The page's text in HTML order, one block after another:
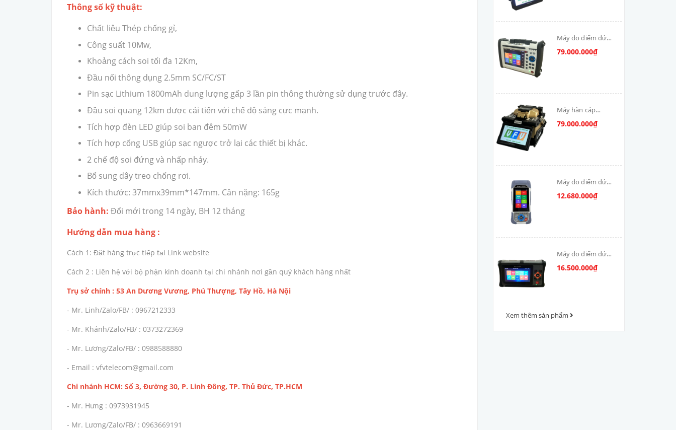
Thông số kỹ thuật:
Chất liệu Thép chống gỉ,
Công suất 10Mw,
Khoảng cách soi tối đa 12Km,
Đầu nối thông dụng 2.5mm SC/FC/ST
Pin sạc Lithium 1800mAh dung lượng gấp 3 lần pin thông thường sử dụng trước đây.
Đầu soi quang 12km được cải tiến với chế độ sáng cực mạnh.
Tích hợp đèn LED giúp soi ban đêm 50mW
Tích hợp cổng USB giúp sạc ngược trở lại các thiết bị khác.
2 chế độ soi đứng và nhấp nháy.
Bổ sung dây treo chống rơi.
Kích thước: 37mmx39mm*147mm. Cân nặng: 165g
Bảo hành: Đổi mới trong 14 ngày, BH 12 tháng
Hướng dẫn mua hàng :
Cách 1: Đặt hàng trực tiếp tại Link website
Cách 2 : Liên hệ với bộ phận kinh doanh tại chi nhánh nơi gần quý khách hàng nhất
Trụ sở chính : 53 An Dương Vương, Phú Thượng, Tây Hồ, Hà Nội
- Mr. Linh/Zalo/FB/ : 0967212333
- Mr. Khánh/Zalo/FB/ : 0373272369
- Mr. Lương/Zalo/FB/ : 0988588880
- Email : vfvtelecom@gmail.com
Chi nhánh HCM: Số 3, Đường 30, P. Linh Đông, TP. Thủ Đức, TP.HCM
- Mr. Hưng : 0973931945
- Mr. Lương/Zalo/FB/ : 0963669191
Máy đo điểm đứt
cáp quang: DSX-
79.000.000₫
Máy hàn cáp
quang Skycom
79.000.000₫
Máy đo điểm đứt
cáp quang OTDR-
12.680.000₫
Máy đo điểm đứt
cáp quang OTDR
16.500.000₫
Xem thêm sản phẩm